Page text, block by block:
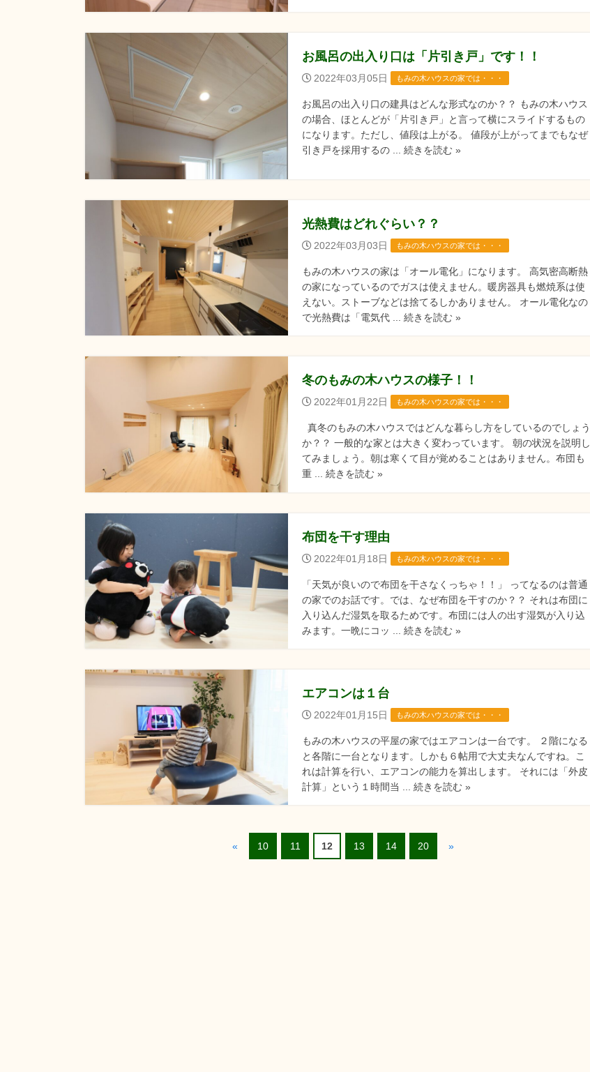
お風呂の出入り口は「片引き戸」です！！
2022年03月05日 もみの木ハウスの家では・・・
お風呂の出入り口の建具はどんな形式なのか？？ もみの木ハウス
の場合、ほとんどが「片引き戸」と言って横にスライドするもの
になります。ただし、値段は上がる。 値段が上がってまでもなぜ
引き戸を採用するの ... 続きを読む »
光熱費はどれぐらい？？
2022年03月03日 もみの木ハウスの家では・・・
もみの木ハウスの家は「オール電化」になります。 高気密高断熱
の家になっているのでガスは使えません。暖房器具も燃焼系は使
えない。ストーブなどは捨てるしかありません。 オール電化なの
で光熱費は「電気代 ... 続きを読む »
冬のもみの木ハウスの様子！！
2022年01月22日 もみの木ハウスの家では・・・
真冬のもみの木ハウスではどんな暮らし方をしているのでしょう
か？？ 一般的な家とは大きく変わっています。 朝の状況を説明し
てみましょう。朝は寒くて目が覚めることはありません。布団も
重 ... 続きを読む »
布団を干す理由
2022年01月18日 もみの木ハウスの家では・・・
「天気が良いので布団を干さなくっちゃ！！」 ってなるのは普通
の家でのお話です。では、なぜ布団を干すのか？？ それは布団に
入り込んだ湿気を取るためです。布団には人の出す湿気が入り込
みます。一晩にコッ ... 続きを読む »
エアコンは１台
2022年01月15日 もみの木ハウスの家では・・・
もみの木ハウスの平屋の家ではエアコンは一台です。 ２階になる
と各階に一台となります。しかも６帖用で大丈夫なんですね。こ
れは計算を行い、エアコンの能力を算出します。 それには「外皮
計算」という１時間当 ... 続きを読む »
« 10 11 12 13 14 20 »